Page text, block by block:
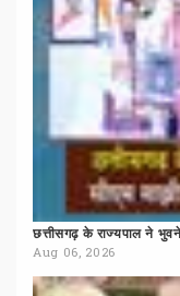
छत्तीसगढ़ के राज्यपाल ने
Aug 06, 2026